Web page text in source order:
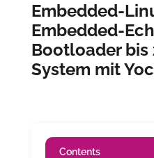
Embedded-
Embedded-
Bootloader bis
System mit
Contents